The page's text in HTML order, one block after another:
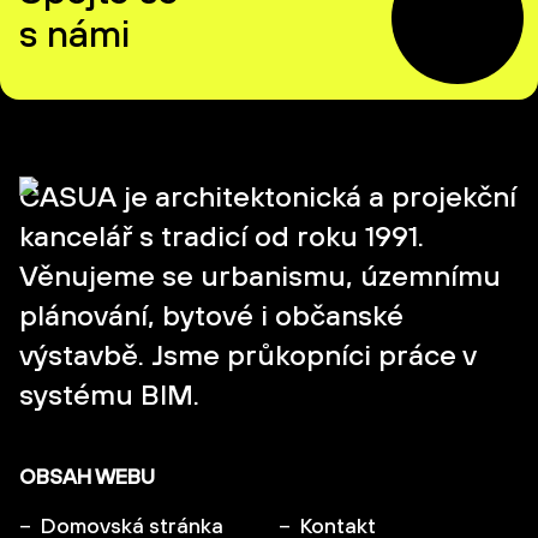
s námi
CASUA je architektonická a projekční
kancelář s tradicí od roku 1991.
Věnujeme se urbanismu, územnímu
plánování, bytové i občanské
výstavbě. Jsme průkopníci práce v
systému BIM.
OBSAH WEBU
Domovská stránka
Kontakt